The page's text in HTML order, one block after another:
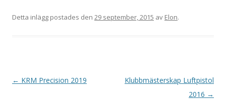
Detta inlägg postades den 29 september, 2015 av Elon.
I← KRM Precision 2019
Klubbmästerskap Luftpistol
2016 →